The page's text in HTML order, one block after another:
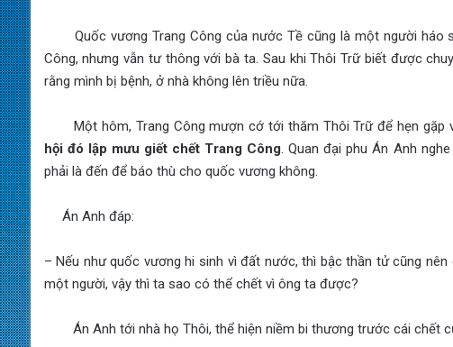
Quốc vương Trang Công của nước Tề cũng là một người háo
Công, nhưng vẫn tư thông với bà ta. Sau khi Thôi Trữ biết được
rằng mình bị bệnh, ở nhà không lên triều nữa.
Một hôm, Trang Công mượn cớ tới thăm Thôi Trữ để hẹn gặp
hội đó lập mưu giết chết Trang Công. Quan đại phu Án Anh
phải là đến để báo thù cho quốc vương không.
Án Anh đáp:
– Nếu như quốc vương hi sinh vì đất nước, thì bậc thần tử cũng
một người, vậy thì ta sao có thể chết vì ông ta được?
Án Anh tới nhà họ Thôi, thể hiện niềm bi thương trước cái chết